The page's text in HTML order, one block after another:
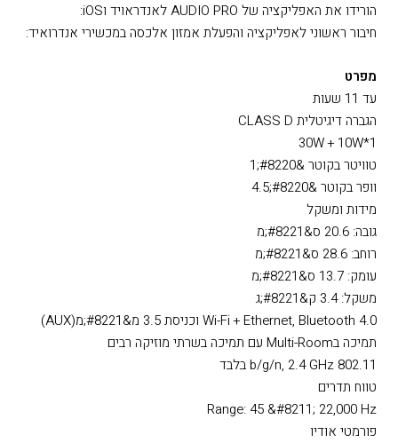
הורידו את האפליקציה של AUDIO PRO לאנדראויד וiOS:
חיבור ראשוני לאפליקציה והפעלת אמזון אלכסה במכשירי אנדרואיד:
מפרט
עד 11 שעות
הגברה דיגיטלית CLASS D
1*30W + 10W
טוויטר בקוטר &#8220;1
וופר בקוטר &#8220;4.5
מידות ומשקל
גובה: 20.6 ס&#8221;מ
רוחב: 28.6 ס&#8221;מ
עומק: 13.7 ס&#8221;מ
משקל: 3.4 ק&#8221;ג
Wi-Fi + Ethernet, Bluetooth 4.0 וכניסת 3.5 מ&#8221;מ(AUX)
תמיכה בMulti-Room עם תמיכה בשרתי מוזיקה רבים
802.11 b/g/n, 2.4 GHz בלבד
טווח תדרים
Range: 45 &#8211; 22,000 Hz
פורמטי אודיו